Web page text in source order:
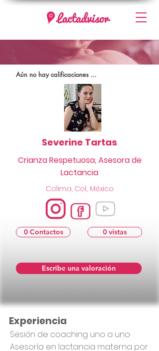
Aún no hay calificaciones ...
Escribe una valoración
0 Contactos
Colima, Col., México
Severine Tartas
Crianza Respetuosa, Asesora de
Lactancia
0 vistas
Sesión de coaching uno a uno
Asesoría en lactancia materna por
Experiencia